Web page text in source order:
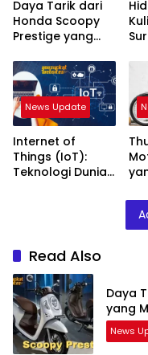
Daya Tarik dari
Honda Scoopy
Prestige yang
News Update
Internet of
Things (IoT):
Teknologi Dunia
Read Also
Daya
yang
News